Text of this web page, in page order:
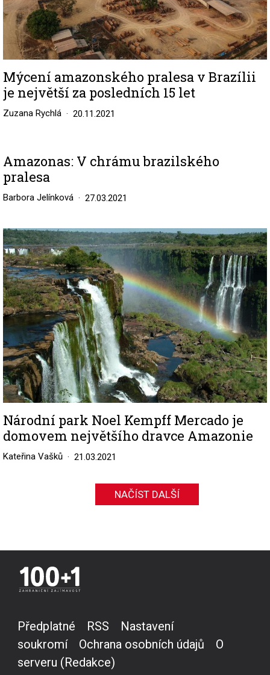
Mýcení amazonského pralesa v Brazílii
je největší za posledních 15 let
Zuzana Rychlá 20.11.2021
Amazonas: V chrámu brazilského
pralesa
Barbora Jelínková 27.03.2021
Image
Národní park Noel Kempff Mercado je
domovem největšího dravce Amazonie
Kateřina Vašků 21.03.2021
NAČÍST DALŠÍ
Předplatné RSS
Nastavení
soukromí
Ochrana osobních údajů
O
serveru (Redakce)